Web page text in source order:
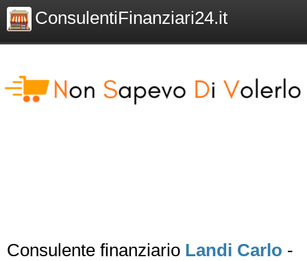
ConsulentiFinanziari24.it
Consulente finanziario Landi Carlo -